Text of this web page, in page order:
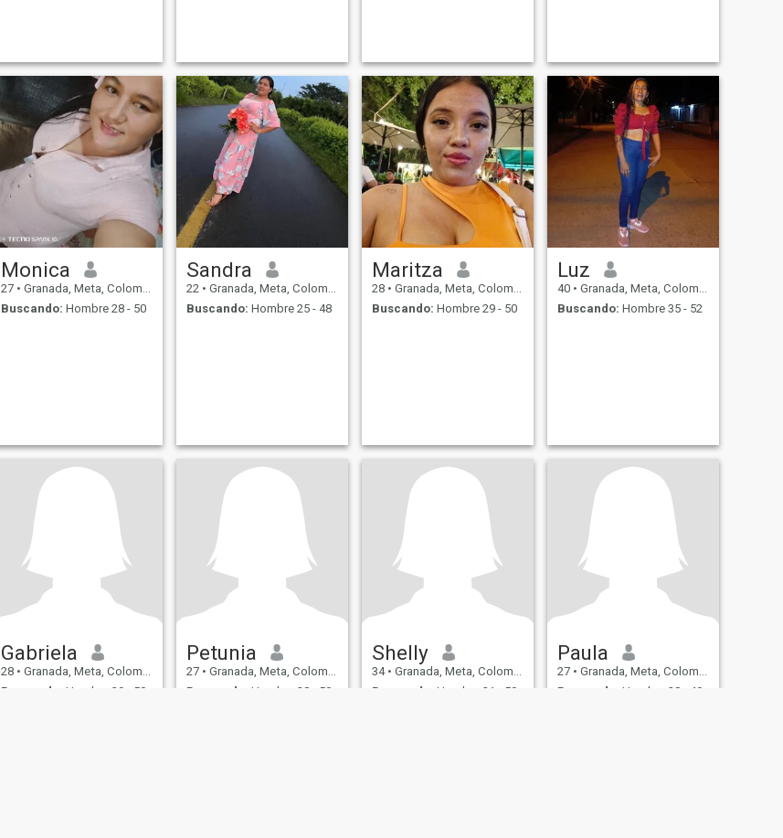
Monica
27 • Granada, Meta, Colombia
Buscando: Hombre 28 - 50
Sandra
22 • Granada, Meta, Colombia
Buscando: Hombre 25 - 48
Maritza
28 • Granada, Meta, Colombia
Buscando: Hombre 29 - 50
Luz
40 • Granada, Meta, Colombia
Buscando: Hombre 35 - 52
Gabriela
28 • Granada, Meta, Colombia
Buscando:
Hombre 29 - 50
Petunia
27 • Granada, Meta, Colombia
Buscando:
Hombre 28 - 50
Shelly
34 • Granada, Meta, Colombia
Buscando:
Hombre 31 - 50
Paula
27 • Granada, Meta, Colombia
Buscando:
Hombre 28 - 49